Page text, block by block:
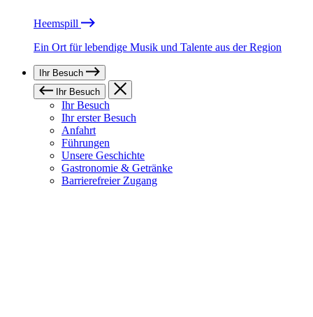
Heemspill
Ein Ort für lebendige Musik und Talente aus der Region
Ihr Besuch
Ihr Besuch
Ihr Besuch
Ihr erster Besuch
Anfahrt
Führungen
Unsere Geschichte
Gastronomie & Getränke
Barrierefreier Zugang